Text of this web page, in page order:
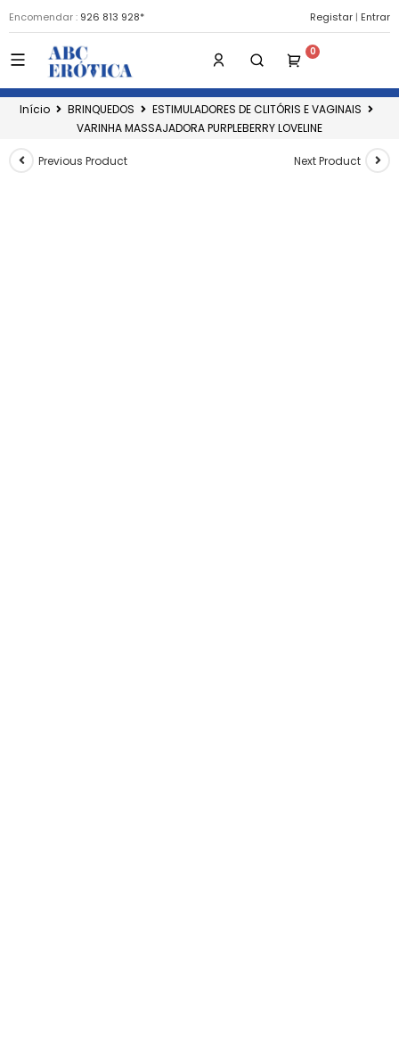
Encomendar : 926 813 928* Registar | Entrar
Início BRINQUEDOS
ESTIMULADORES DE CLITÓRIS E VAGINAIS
VARINHA MASSAJADORA PURPLEBERRY LOVELINE
Previous Product Next Product